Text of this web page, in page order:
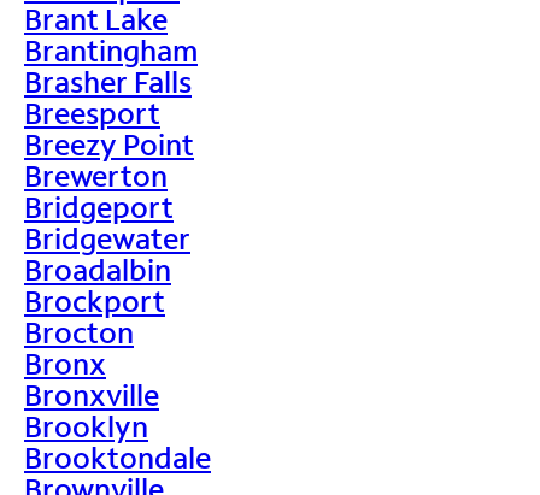
Brant Lake
Brantingham
Brasher Falls
Breesport
Breezy Point
Brewerton
Bridgeport
Bridgewater
Broadalbin
Brockport
Brocton
Bronx
Bronxville
Brooklyn
Brooktondale